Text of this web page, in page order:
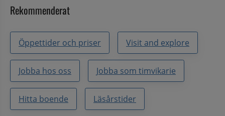
Rekommenderat
Öppettider och priser Visit and explore
Jobba hos oss Jobba som timvikarie
Hitta boende Läsårstider